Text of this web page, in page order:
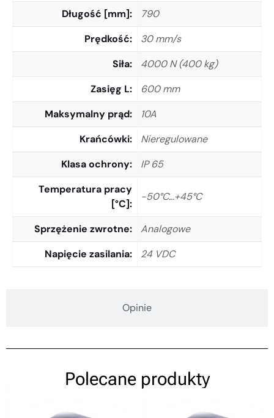
Opinie
Długość [mm]
790
Prędkość
30 mm/s
Siła
4000 N (400 kg)
Zasięg L
600 mm
Maksymalny prąd
10A
Krańcówki
Nieregulowane
Klasa ochrony
IP 65
Temperatura pracy
[°C]
-50°C…+45°C
Sprzężenie zwrotne
Analogowe
Napięcie zasilania
24 VDC
Polecane produkty